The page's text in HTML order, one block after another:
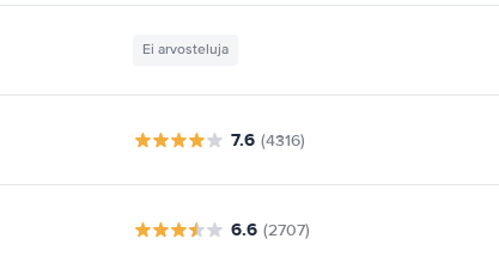
Ei arvosteluja
7.6 (4316)
6.6 (2707)